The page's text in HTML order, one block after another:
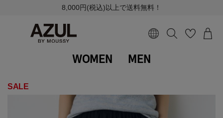
8,000円(税込)以上で送料無料！
WOMEN MEN
SALE